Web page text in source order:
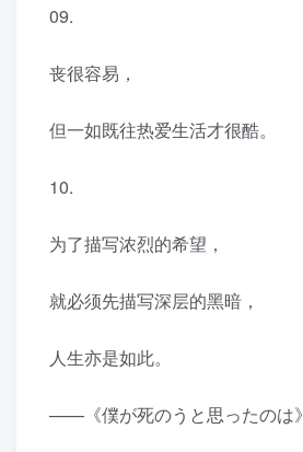
09.
丧很容易，
但一如既往热爱生活才很酷。
10.
为了描写浓烈的希望，
就必须先描写深层的黑暗，
人生亦是如此。
——《僕が死のうと思ったのは》